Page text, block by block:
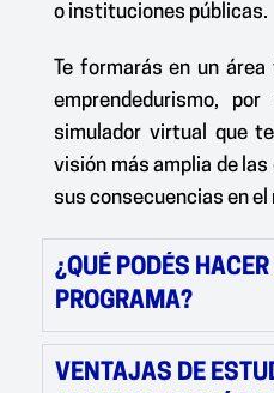
o instituciones públicas.
Te formarás en un
emprendedurismo,
simulador virtual que
visión más amplia de
sus consecuencias en el
¿QUÉ PODÉS
PROGRAMA?
VENTAJAS DE